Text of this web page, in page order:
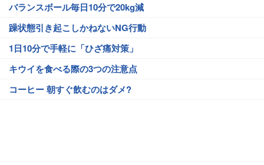
バランスボール毎日10分で20kg減
躁状態引き起こしかねないNG行動
1日10分で手軽に「ひざ痛対策」
キウイを食べる際の3つの注意点
コーヒー 朝すぐ飲むのはダメ?